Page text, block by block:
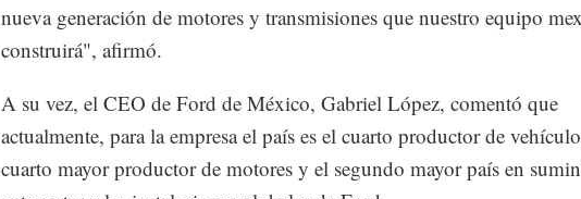
nueva generación de motores y transmisiones que nuestro equipo
construirá", afirmó.
A su vez, el CEO de Ford de México, Gabriel López, comentó que
actualmente, para la empresa el país es el cuarto productor de
cuarto mayor productor de motores y el segundo mayor país en